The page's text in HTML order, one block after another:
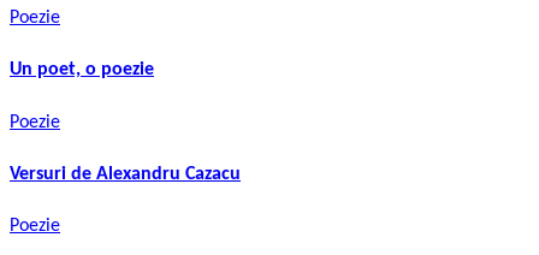
Poezie
Un poet, o poezie
Poezie
Versuri de Alexandru Cazacu
Poezie